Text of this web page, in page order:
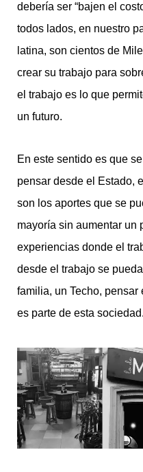
debería ser “bajen el
todos lados, en nuestro
latina, son cientos de
crear su trabajo para
el trabajo es lo que
un futuro.
En este sentido es que
pensar desde el Estado,
son los aportes que se
mayoría sin aumentar un
experiencias donde el
desde el trabajo se
familia, un Techo,
es parte de esta sociedad.